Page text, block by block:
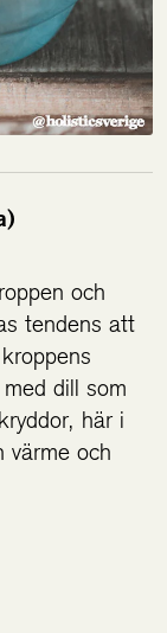
och
tendens att
dill som
här i
värme och